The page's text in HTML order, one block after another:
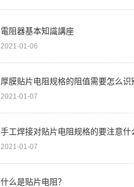
電阻器基本知識講座
2021-01-06
厚膜贴片电阻规格的阻值需要怎么识
2021-01-07
手工焊接对贴片电阻规格的要注意什
2021-01-07
什么是贴片电阻？